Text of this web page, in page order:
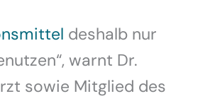
deshalb nur
warnt Dr.
sowie Mitglied des